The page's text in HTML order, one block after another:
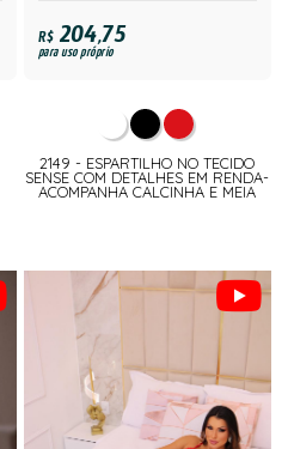
R$204,75
para uso próprio
2149 - ESPARTILHO NO TECIDO
SENSE COM DETALHES EM RENDA-
ACOMPANHA CALCINHA E MEIA